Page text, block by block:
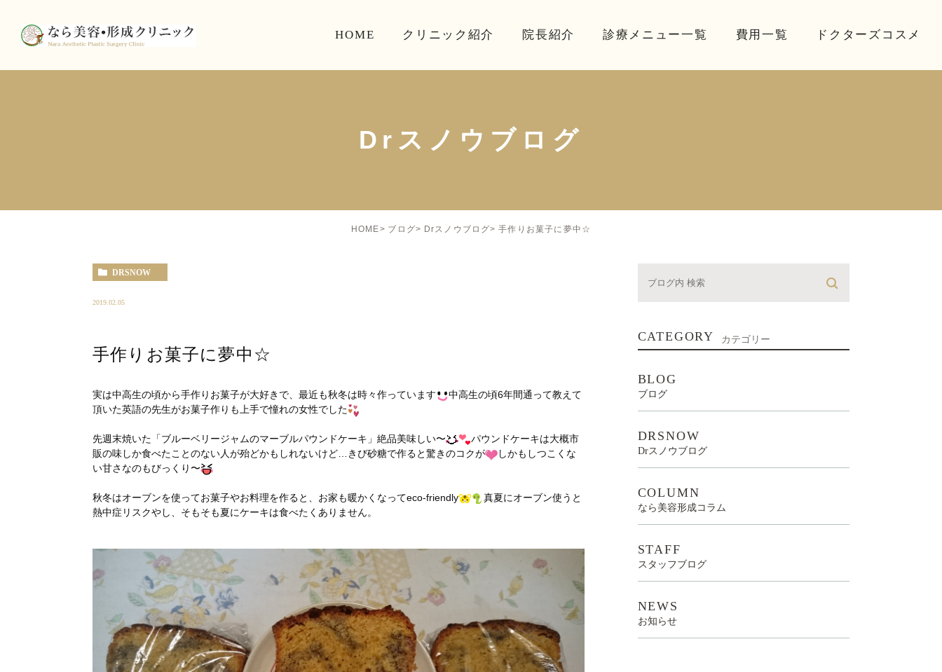
HOME クリニック紹介 院長紹介 診療メニュー一覧 費用一覧 ドクターズコスメ
Drスノウブログ
HOME ブログ Drスノウブログ 手作りお菓子に夢中☆
DRSNOW
2019.02.05
手作りお菓子に夢中☆
実は中高生の頃から手作りお菓子が大好きで、最近も秋冬は時々作っています
中高生の頃6年間通って教えて
頂いた英語の先生がお菓子作りも上手で憧れの女性でした
先週末焼いた「ブルーベリージャムのマーブルパウンドケーキ」絶品美味しい〜
パウンドケーキは大概市
販の味しか食べたことのない人が殆どかもしれないけど…きび砂糖で作ると驚きのコクが
しかもしつこくな
い甘さなのもびっくり〜
秋冬はオーブンを使ってお菓子やお料理を作ると、お家も暖かくなってeco-friendly
真夏にオーブン使うと
熱中症リスクやし、そもそも夏にケーキは食べたくありません。
CATEGORY カテゴリー
BLOG
ブログ
DRSNOW
Drスノウブログ
COLUMN
なら美容形成コラム
STAFF
スタッフブログ
NEWS
お知らせ